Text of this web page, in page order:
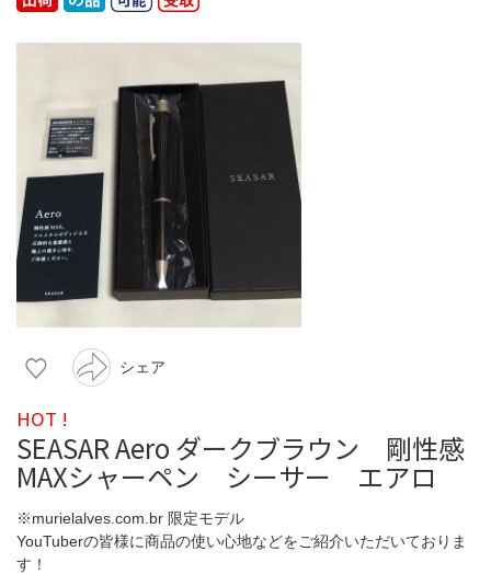
シェア
HOT !
SEASAR Aero ダークブラウン 剛性感
MAXシャーペン シーサー エアロ
※murielalves.com.br 限定モデル
YouTuberの皆様に商品の使い心地などをご紹介いただいておりま
す！